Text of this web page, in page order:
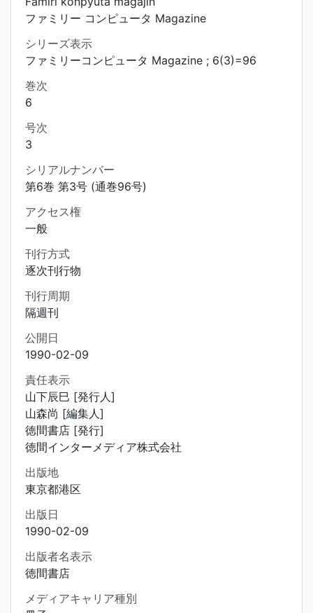
ファミリー コンピュータ Magazine
シリーズ表示
ファミリーコンピュータ Magazine ; 6(3)=96
巻次
6
号次
3
シリアルナンバー
第6巻 第3号 (通巻96号)
アクセス権
一般
刊行方式
逐次刊行物
刊行周期
隔週刊
公開日
1990-02-09
責任表示
山下辰巳 [発行人]
山森尚 [編集人]
徳間書店 [発行]
徳間インターメディア株式会社
出版地
東京都港区
出版日
1990-02-09
出版者名表示
徳間書店
メディアキャリア種別